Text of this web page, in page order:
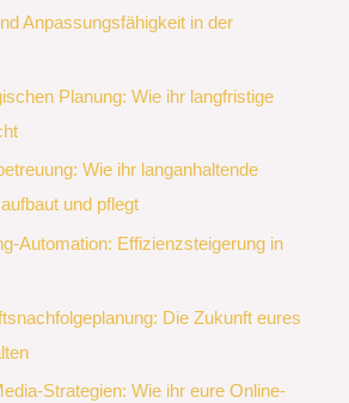
Anpassungsfähigkeit in der
Planung: Wie ihr langfristige
Wie ihr langanhaltende
und pflegt
Automation: Effizienzsteigerung in
Die Zukunft eures
Strategien: Wie ihr eure Online-